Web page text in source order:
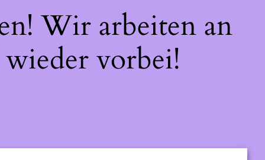
Wir arbeiten an
vorbei!